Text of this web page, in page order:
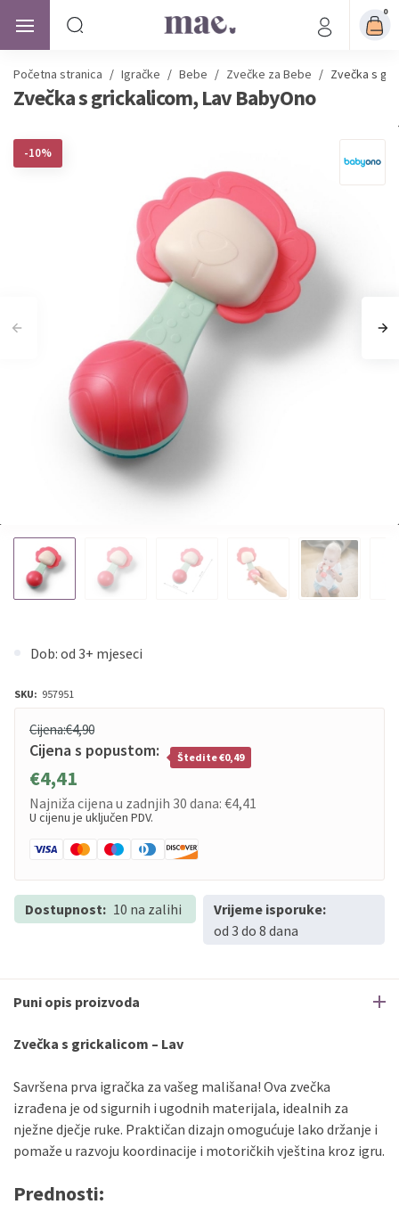
0
Početna stranica / Igračke / Bebe / Zvečke za Bebe / Zvečka s
Zvečka s grickalicom, Lav BabyOno
-10%
Dob: od 3+ mjeseci
SKU: 957951
Cijena:€4,90
Cijena s popustom:
€4,41
Štedite €0,49
Najniža cijena u zadnjih 30 dana: €4,41
U cijenu je uključen PDV.
Dostupnost: 10 na zalihi
Vrijeme isporuke:
od 3 do 8 dana
Puni opis proizvoda
Zvečka s grickalicom – Lav
Savršena prva igračka za vašeg mališana! Ova zvečka
izrađena je od sigurnih i ugodnih materijala, idealnih za
nježne dječje ruke. Praktičan dizajn omogućuje lako držanje i
pomaže u razvoju koordinacije i motoričkih vještina kroz igru.
Prednosti: